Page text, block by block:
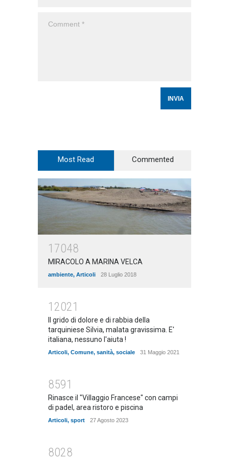
Most Read Commented
17048
MIRACOLO A MARINA VELCA
ambiente, Articoli 28 Luglio 2018
12021
Il grido di dolore e di rabbia della
tarquiniese Silvia, malata gravissima. E'
italiana, nessuno l'aiuta !
Articoli, Comune, sanità, sociale 31 Maggio 2021
8591
Rinasce il "Villaggio Francese" con campi
di padel, area ristoro e piscina
Articoli, sport 27 Agosto 2023
8028